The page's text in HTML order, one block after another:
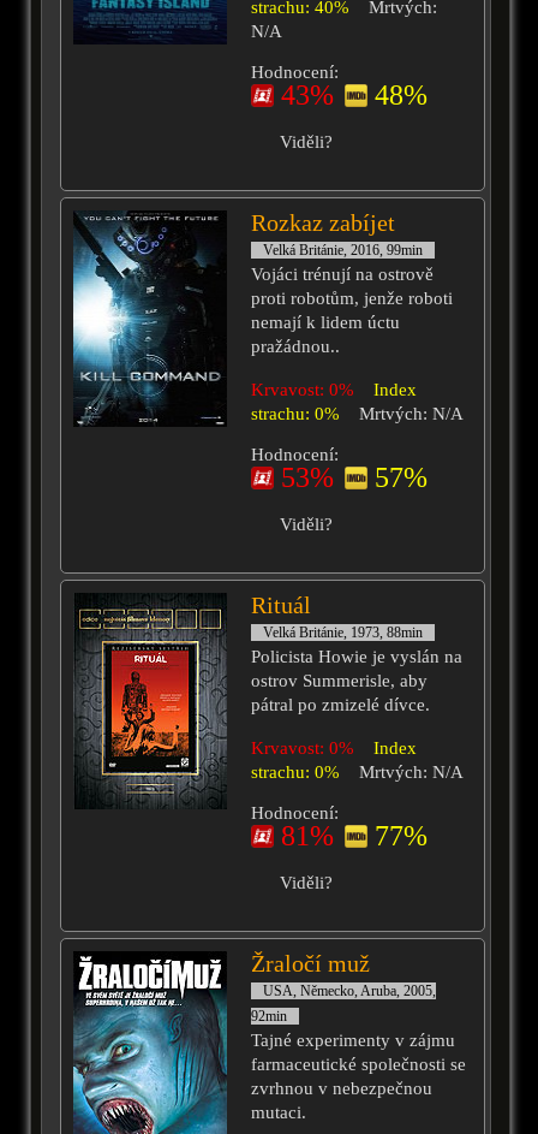
strachu: 40%
Mrtvých:
N/A
Hodnocení:
43% 48%
Viděli?
Rozkaz zabíjet
Velká Británie, 2016, 99min
Vojáci trénují na ostrově
proti robotům, jenže roboti
nemají k lidem úctu
pražádnou..
Krvavost: 0%
Index
strachu: 0%
Mrtvých: N/A
Hodnocení:
53% 57%
Viděli?
Rituál
Velká Británie, 1973, 88min
Policista Howie je vyslán na
ostrov Summerisle, aby
pátral po zmizelé dívce.
Krvavost: 0%
Index
strachu: 0%
Mrtvých: N/A
Hodnocení:
81% 77%
Viděli?
Žraločí muž
USA, Německo, Aruba, 2005,
92min
Tajné experimenty v zájmu
farmaceutické společnosti se
zvrhnou v nebezpečnou
mutaci.